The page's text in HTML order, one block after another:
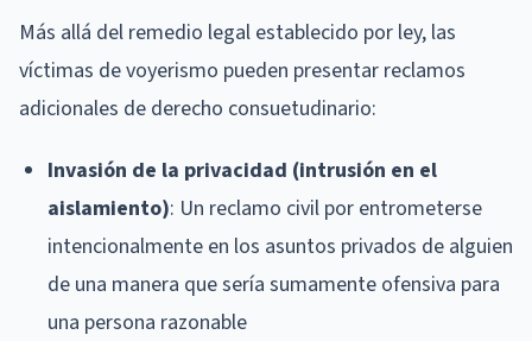
Más allá del remedio legal establecido por ley, las
víctimas de voyerismo pueden presentar reclamos
adicionales de derecho consuetudinario:
Invasión de la privacidad (intrusión en el
aislamiento): Un reclamo civil por entrometerse
intencionalmente en los asuntos privados de alguien
de una manera que sería sumamente ofensiva para
una persona razonable